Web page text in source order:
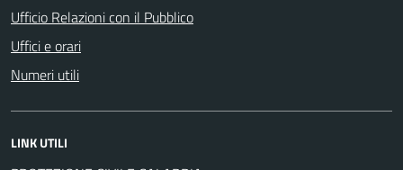
Ufficio Relazioni con il Pubblico
Uffici e orari
Numeri utili
LINK UTILI